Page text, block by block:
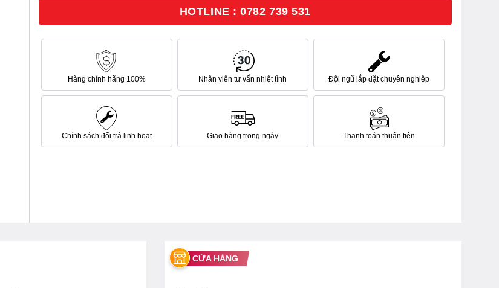
HOTLINE : 0782 739 531
Hàng chính hãng 100% Nhân viên tư vấn nhiệt tình Đội ngũ lắp đặt chuyên nghiệp
Chính sách đổi trả linh hoạt Giao hàng trong ngày Thanh toán thuận tiện
CỬA HÀNG